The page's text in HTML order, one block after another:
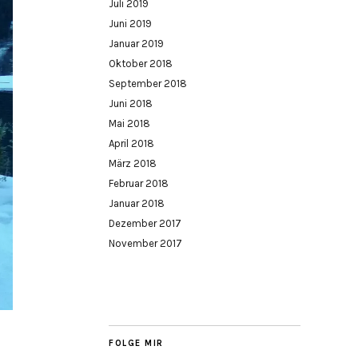
Juli 2019
Juni 2019
Januar 2019
Oktober 2018
September 2018
Juni 2018
Mai 2018
April 2018
März 2018
Februar 2018
Januar 2018
Dezember 2017
November 2017
FOLGE MIR